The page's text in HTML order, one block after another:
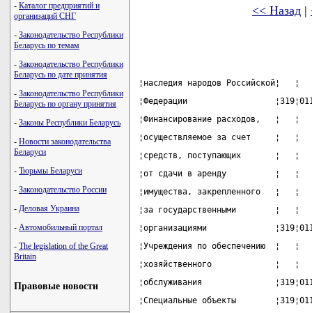
- Каталог предприятий и
организаций СНГ
- Законодательство Республики
Беларусь по темам
- Законодательство Республики
Беларусь по дате принятия
- Законодательство Республики
Беларусь по органу принятия
- Законы Республики Беларусь
- Новости законодательства
Беларуси
- Тюрьмы Беларуси
- Законодательство России
- Деловая Украина
- Автомобильный портал
- The legislation of the Great
Britain
Правовые новости
<< Назад |
¦наследия народов
¦Федерации
¦Финансирование расходов,
¦осуществляемое за счет
¦средств, поступающих
¦от сдачи в аренду          ¦
¦имущества, закрепленного
¦за государственными
¦организациями
¦Учреждения по
¦хозяйственного             ¦
¦обслуживания
¦Специальные объекты